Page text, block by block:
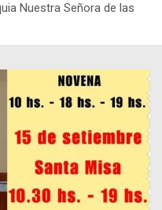
Nuestra Señora de las